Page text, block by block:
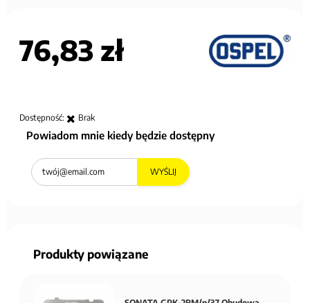
76,83 zł
Dostępność: Brak
Powiadom mnie kiedy będzie dostępny
WYŚLIJ
Produkty powiązane